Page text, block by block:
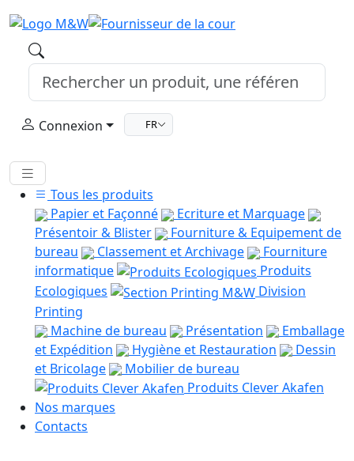
Connexion FR
Tous les produits
Papier et Façonné
Ecriture et Marquage
Présentoir & Blister
Fourniture & Equipement de
bureau
Classement et Archivage
Fourniture
informatique
Produits
Ecologiques
Division
Printing
Machine de bureau
Présentation
Emballage
et Expédition
Hygiène et Restauration
Dessin
et Bricolage
Mobilier de bureau
Produits Clever Akafen
Nos marques
Contacts